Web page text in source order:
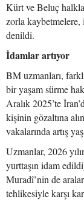
Kürt ve Beluç
zorla kaybetmelere,
denildi.
İdamlar artıyor
BM uzmanları,
bir yaşam sürme
Aralık 2025’te
kişinin gözaltına
vakalarında artış
Uzmanlar, 2026
yurttaşın idam
Muradî’nin de
tehlikesiyle karşı